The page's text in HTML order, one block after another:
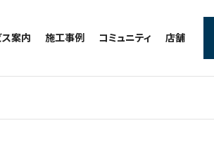
案内
室・よくある質問
施工事例
トイレの施工事例
キッチンの施工事例
コミュニティ
アルブル通信
ブログ
店舗
墨田店
日本橋店